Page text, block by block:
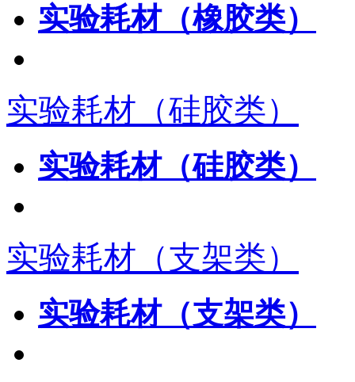
实验耗材（橡胶类）
实验耗材（硅胶类）
实验耗材（硅胶类）
实验耗材（支架类）
实验耗材（支架类）